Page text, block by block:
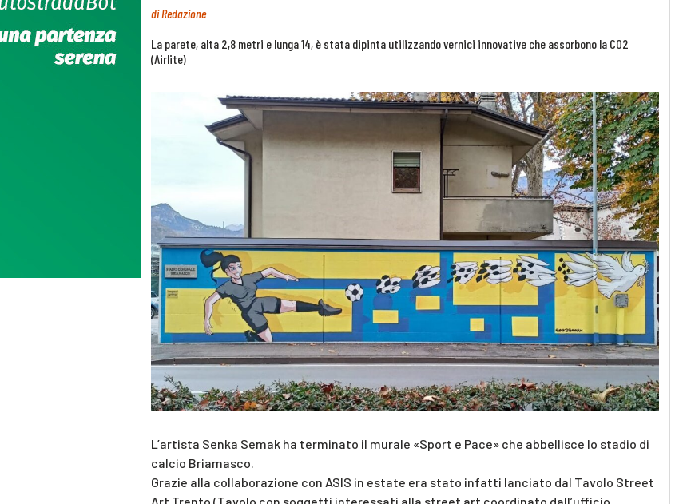
diRedazione
La parete, alta 2,8 metri e lunga 14, è stata dipinta utilizzando vernici innovative che assorbono la CO2
(Airlite)
L’artista Senka Semak ha terminato il murale «Sport e Pace» che abbellisce lo stadio di
calcio Briamasco.
Grazie alla collaborazione con ASIS in estate era stato infatti lanciato dal Tavolo Street